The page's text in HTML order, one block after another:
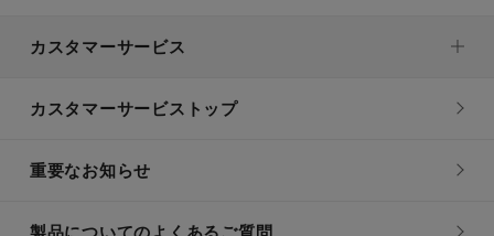
カスタマーサービス
カスタマーサービストップ
重要なお知らせ
製品についてのよくあるご質問